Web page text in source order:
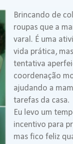
Brincando de
roupas que a
varal. É uma
vida prática,
tentativa
coordenação
ajudando a
tarefas da casa.
Eu levo um
incentivo para
mas fico feliz